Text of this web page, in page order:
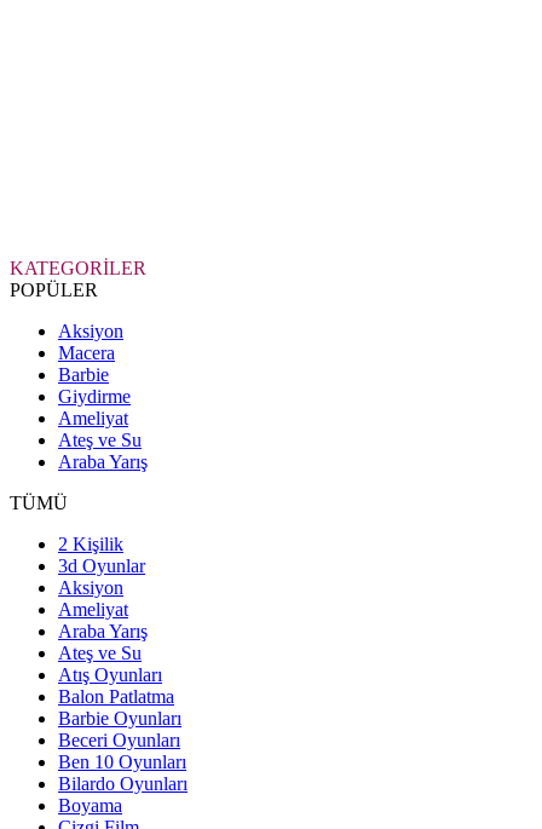
KATEGORİLER
POPÜLER
Aksiyon
Macera
Barbie
Giydirme
Ameliyat
Ateş ve Su
Araba Yarış
TÜMÜ
2 Kişilik
3d Oyunlar
Aksiyon
Ameliyat
Araba Yarış
Ateş ve Su
Atış Oyunları
Balon Patlatma
Barbie Oyunları
Beceri Oyunları
Ben 10 Oyunları
Bilardo Oyunları
Boyama